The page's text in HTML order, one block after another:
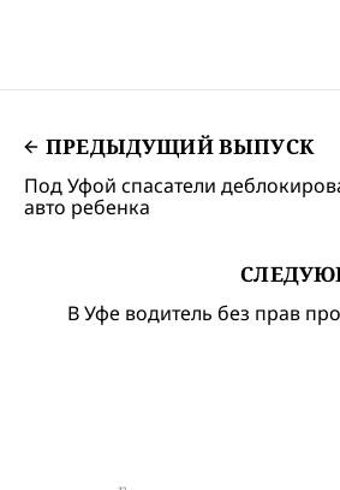
ПРЕДЫДУЩИЙ ВЫПУСК
Под Уфой спасатели
авто ребенка
В Уфе водитель без прав